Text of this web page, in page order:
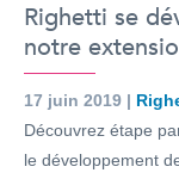
Righetti se
notre
17 juin 2019 |
Découvrez étape
le développement